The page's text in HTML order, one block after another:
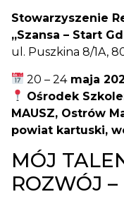
Stowarzyszenie
„Szansa – Start
ul. Puszkina 8/1A,
20 – 24maja
Ośrodek
MAUSZ, Ostrów
powiat kartuski,
MÓJ
ROZWÓJ